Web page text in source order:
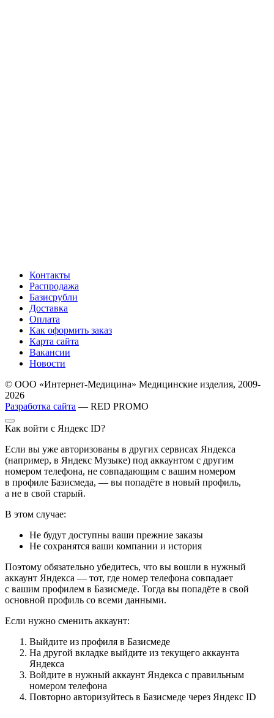
Контакты
Распродажа
Базисрубли
Доставка
Оплата
Как оформить заказ
Карта сайта
Вакансии
Новости
© ООО «Интернет-Медицина» Медицинские изделия, 2009-
2026
Разработка сайта — RED PROMO
Как войти с Яндекс ID?
Если вы уже авторизованы в других сервисах Яндекса
(например, в Яндекс Музыке) под аккаунтом с другим
номером телефона, не совпадающим с вашим номером
в профиле Базисмеда, — вы попадёте в новый профиль,
а не в свой старый.
В этом случае:
Не будут доступны ваши прежние заказы
Не сохранятся ваши компании и история
Поэтому обязательно убедитесь, что вы вошли в нужный
аккаунт Яндекса — тот, где номер телефона совпадает
с вашим профилем в Базисмеде. Тогда вы попадёте в свой
основной профиль со всеми данными.
Если нужно сменить аккаунт:
Выйдите из профиля в Базисмеде
На другой вкладке выйдите из текущего аккаунта
Яндекса
Войдите в нужный аккаунт Яндекса с правильным
номером телефона
Повторно авторизуйтесь в Базисмеде через Яндекс ID